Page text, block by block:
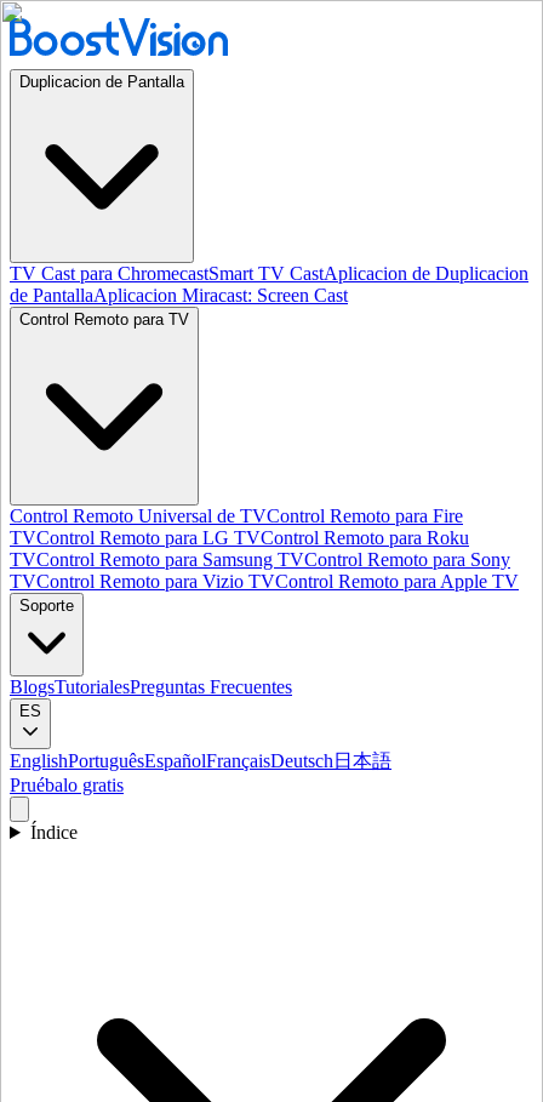
Duplicacion de Pantalla
TV Cast para ChromecastSmart TV CastAplicacion de Duplicacion
de PantallaAplicacion Miracast: Screen Cast
Control Remoto para TV
Control Remoto Universal de TVControl Remoto para Fire
TVControl Remoto para LG TVControl Remoto para Roku
TVControl Remoto para Samsung TVControl Remoto para Sony
TVControl Remoto para Vizio TVControl Remoto para Apple TV
Soporte
BlogsTutorialesPreguntas Frecuentes
ES
EnglishPortuguêsEspañolFrançaisDeutsch 日本語
Pruébalo gratis
Índice